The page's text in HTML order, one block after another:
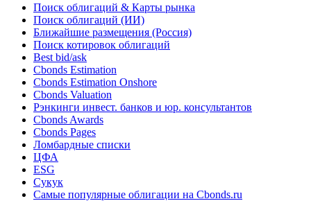
Поиск облигаций & Карты рынка
Поиск облигаций (ИИ)
Ближайшие размещения (Россия)
Поиск котировок облигаций
Best bid/ask
Cbonds Estimation
Cbonds Estimation Onshore
Cbonds Valuation
Рэнкинги инвест. банков и юр. консультантов
Cbonds Awards
Cbonds Pages
Ломбардные списки
ЦФА
ESG
Сукук
Самые популярные облигации на Cbonds.ru